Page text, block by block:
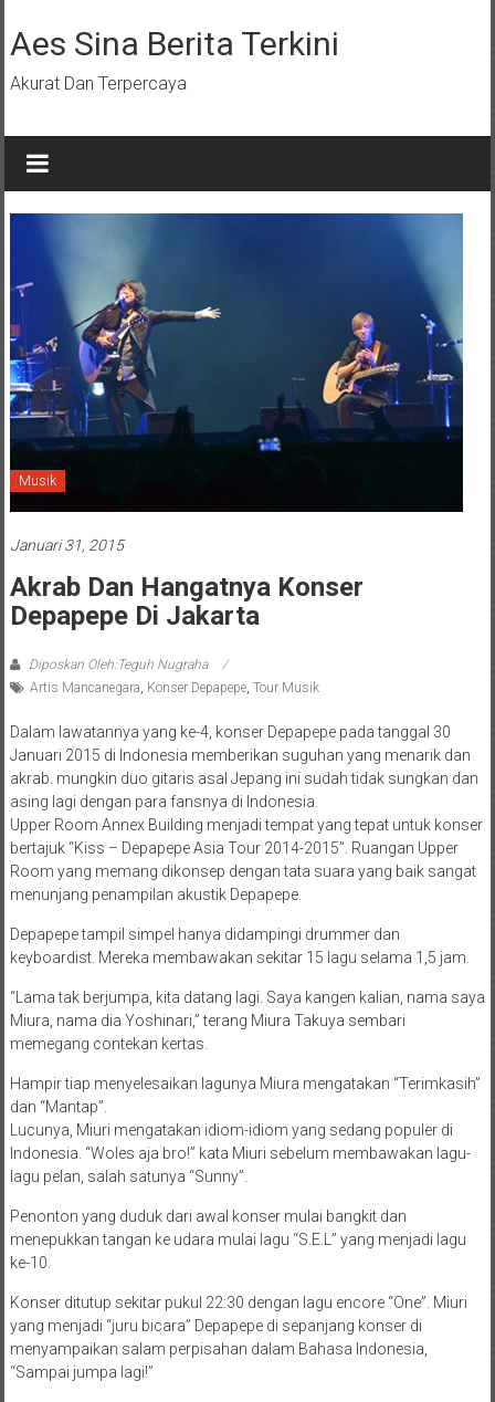
ke
konten
Aes Sina Berita Terkini
Akurat Dan Terpercaya
Musik
Januari 31, 2015
Akrab Dan Hangatnya Konser
Depapepe Di Jakarta
Diposkan Oleh:Teguh Nugraha
Artis Mancanegara, Konser Depapepe, Tour Musik
Dalam lawatannya yang ke-4, konser Depapepe pada tanggal 30
Januari 2015 di Indonesia memberikan suguhan yang menarik dan
akrab. mungkin duo gitaris asal Jepang ini sudah tidak sungkan dan
asing lagi dengan para fansnya di Indonesia.
Upper Room Annex Building menjadi tempat yang tepat untuk konser
bertajuk “Kiss – Depapepe Asia Tour 2014-2015”. Ruangan Upper
Room yang memang dikonsep dengan tata suara yang baik sangat
menunjang penampilan akustik Depapepe.
Depapepe tampil simpel hanya didampingi drummer dan
keyboardist. Mereka membawakan sekitar 15 lagu selama 1,5 jam.
“Lama tak berjumpa, kita datang lagi. Saya kangen kalian, nama saya
Miura, nama dia Yoshinari,” terang Miura Takuya sembari
memegang contekan kertas.
Hampir tiap menyelesaikan lagunya Miura mengatakan “Terimkasih”
dan “Mantap”.
Lucunya, Miuri mengatakan idiom-idiom yang sedang populer di
Indonesia. “Woles aja bro!” kata Miuri sebelum membawakan lagu-
lagu pelan, salah satunya “Sunny”.
Penonton yang duduk dari awal konser mulai bangkit dan
menepukkan tangan ke udara mulai lagu “S.E.L” yang menjadi lagu
ke-10.
Konser ditutup sekitar pukul 22:30 dengan lagu encore “One”. Miuri
yang menjadi “juru bicara” Depapepe di sepanjang konser di
menyampaikan salam perpisahan dalam Bahasa Indonesia,
“Sampai jumpa lagi!”